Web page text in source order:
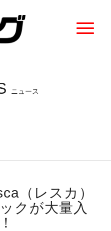
ニュース
（レスカ）
クが大量入